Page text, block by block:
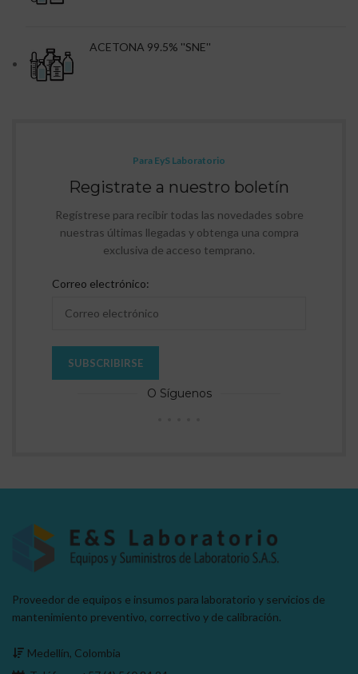
ACETONA 99.5% ''SNE''
Para EyS Laboratorio
Registrate a nuestro boletín
Regístrese para recibir todas las novedades sobre
nuestras últimas llegadas y obtenga una compra
exclusiva de acceso temprano.
Correo electrónico:
O Síguenos
Proveedor de equipos e insumos para laboratorio y servicios de
mantenimiento preventivo, correctivo y de calibración.
Medellín, Colombia